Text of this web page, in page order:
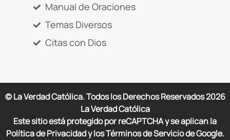
Manual de Oraciones
Temas Diversos
Citas con Dios
© La Verdad Católica. Todos los Derechos Reservados2026
La Verdad Católica
Este sitio está protegido por reCAPTCHA y se aplican la
Política de Privacidad y los Términos de Servicio de Google.